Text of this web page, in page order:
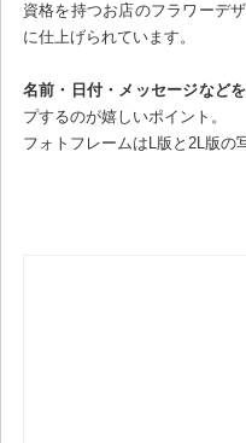
資格を持つお店のフラワーデ
に仕上げられています。
名前・日付・メッセージなど
プするのが嬉しいポイント。
フォトフレームはL版と2L版の